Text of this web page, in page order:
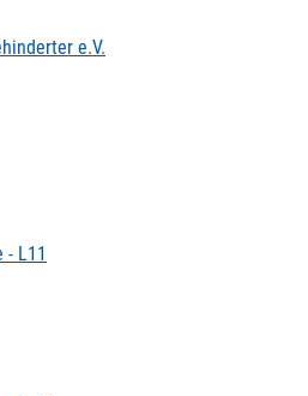
e.V.
- L11